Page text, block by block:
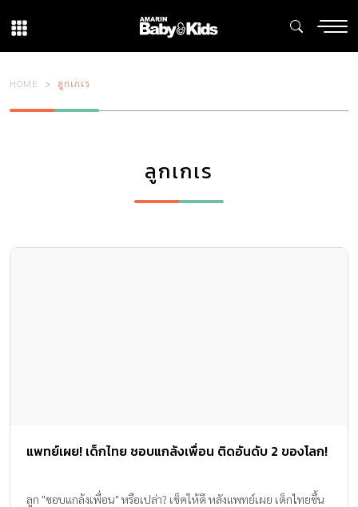
HOME ลูกเกเร
ลูกเกเร
แพทย์เผย! เด็กไทย ชอบแกล้งเพื่อน ติดอันดับ 2 ของโลก!
ลูก "ชอบแกล้งเพื่อน" หรือเปล่า? เช็คให้ดี หลังแพทย์เผย เด็กไทยขึ้น